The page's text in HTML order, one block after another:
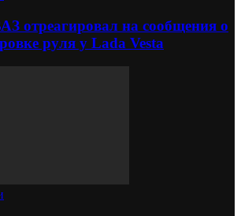
отреагировал на сообщения о
руля у Lada Vesta